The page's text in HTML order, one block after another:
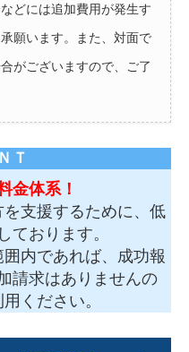
どには追加費用が発生す
願います。また、対面で
がございますので、ご了
Ｔ
金体系！
支援するために、低
ております。
内であれば、成功報
請求はありませんの
ください。